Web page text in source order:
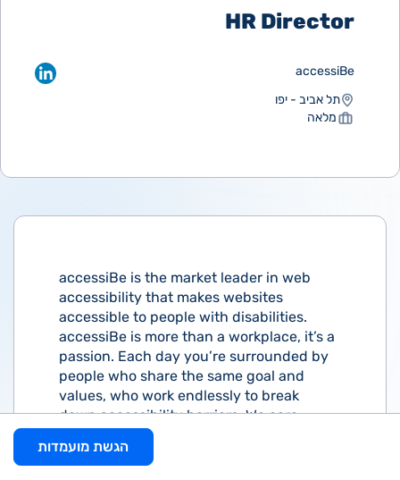
HR Director
accessiBe
תל אביב - יפו
מלאה
accessiBe is the market leader in web
accessibility that makes websites
accessible to people with disabilities.
accessiBe is more than a workplace, it’s a
passion. Each day you’re surrounded by
people who share the same goal and
values, who work endlessly to break
down accessibility barriers. We care
about all people, regardless of their
ability. We hire people who are
הגשת מועמדות